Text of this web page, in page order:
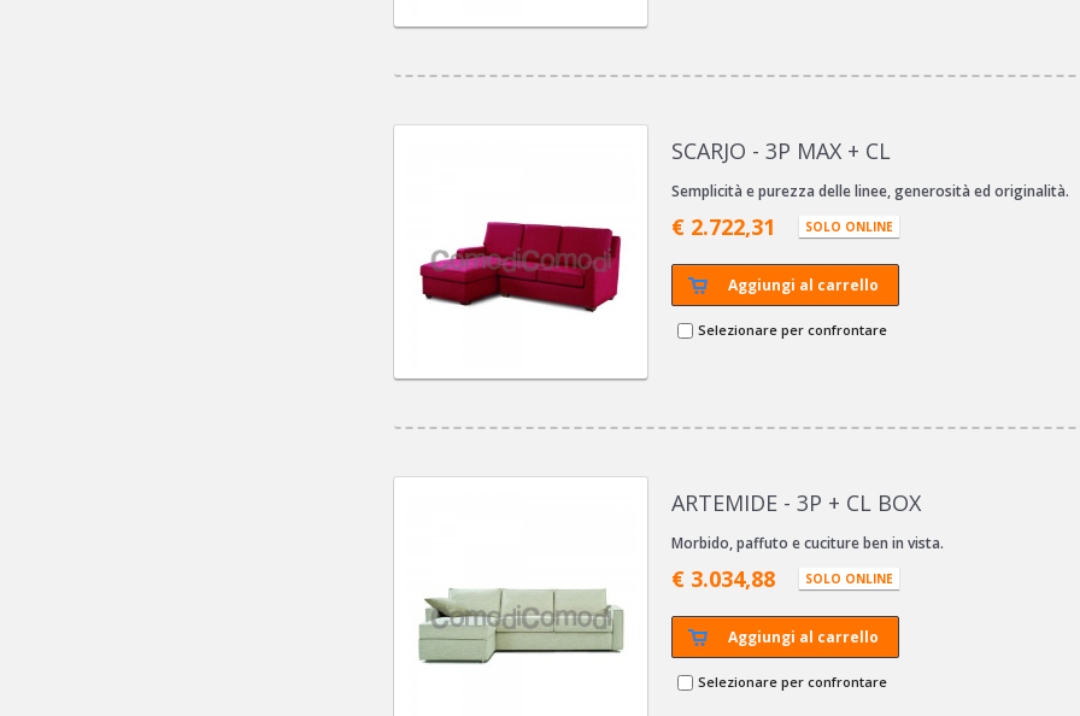
SCARJO - 3P MAX + CL
Semplicità e purezza delle linee, generosità ed originalità.
€ 2.722,31 SOLO ONLINE
Aggiungi al carrello
Selezionare per confrontare
ARTEMIDE - 3P + CL BOX
Morbido, paffuto e cuciture ben in vista.
€ 3.034,88 SOLO ONLINE
Aggiungi al carrello
Selezionare per confrontare